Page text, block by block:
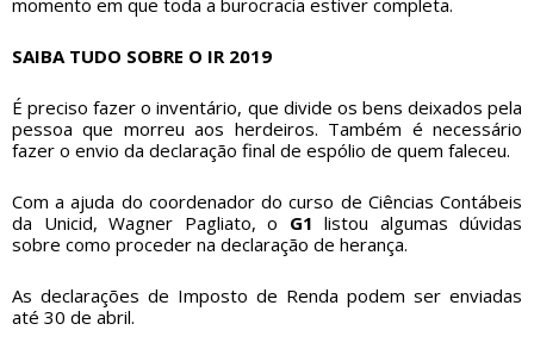
momento em que toda a burocracia estiver completa.
SAIBA TUDO SOBRE O IR 2019
É preciso fazer o inventário, que divide os bens deixados pela
pessoa que morreu aos herdeiros. Também é necessário
fazer o envio da declaração final de espólio de quem faleceu.
Com a ajuda do coordenador do curso de Ciências Contábeis
da Unicid, Wagner Pagliato, o G1 listou algumas dúvidas
sobre como proceder na declaração de herança.
As declarações de Imposto de Renda podem ser enviadas
até 30 de abril.